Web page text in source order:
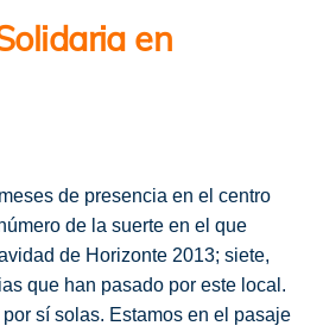
en
de presencia en el centro
de la suerte en el que
de Horizonte 2013; siete,
que han pasado por este local.
sí solas. Estamos en el pasaje